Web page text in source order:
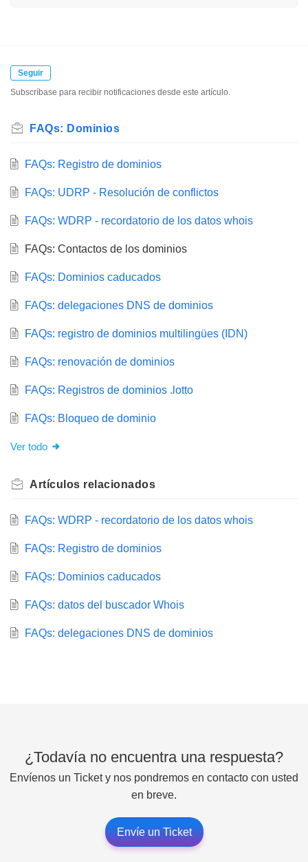
Seguir
Subscríbase para recibir notificaciones desde este artículo.
FAQs: Dominios
FAQs: Registro de dominios
FAQs: UDRP - Resolución de conflictos
FAQs: WDRP - recordatorio de los datos whois
FAQs: Contactos de los dominios
FAQs: Dominios caducados
FAQs: delegaciones DNS de dominios
FAQs: registro de dominios multilingües (IDN)
FAQs: renovación de dominios
FAQs: Registros de dominios .lotto
FAQs: Bloqueo de dominio
Ver todo
Artículos relacionados
FAQs: WDRP - recordatorio de los datos whois
FAQs: Registro de dominios
FAQs: Dominios caducados
FAQs: datos del buscador Whois
FAQs: delegaciones DNS de dominios
¿Todavía no encuentra una respuesta?
Envíenos un Ticket y nos pondremos en contacto con usted
en breve.
Envíe un Ticket